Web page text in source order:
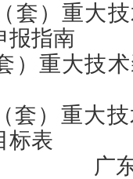
套）重大
报指南
）重大技
套）重大
标表
广